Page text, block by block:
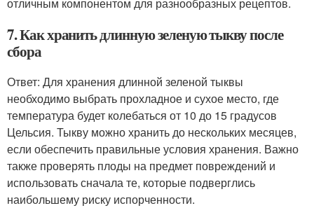
7. Как хранить длинную зеленую тыкву после
сбора
Ответ: Для хранения длинной зеленой тыквы
необходимо выбрать прохладное и сухое место, где
температура будет колебаться от 10 до 15 градусов
Цельсия. Тыкву можно хранить до нескольких месяцев,
если обеспечить правильные условия хранения. Важно
также проверять плоды на предмет повреждений и
использовать сначала те, которые подверглись
наибольшему риску испорченности.